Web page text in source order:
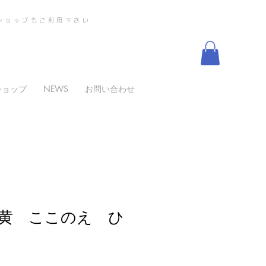
ップもご利用下さい
ップ NEWS お問い合わせ
黄 ここのえ ひ